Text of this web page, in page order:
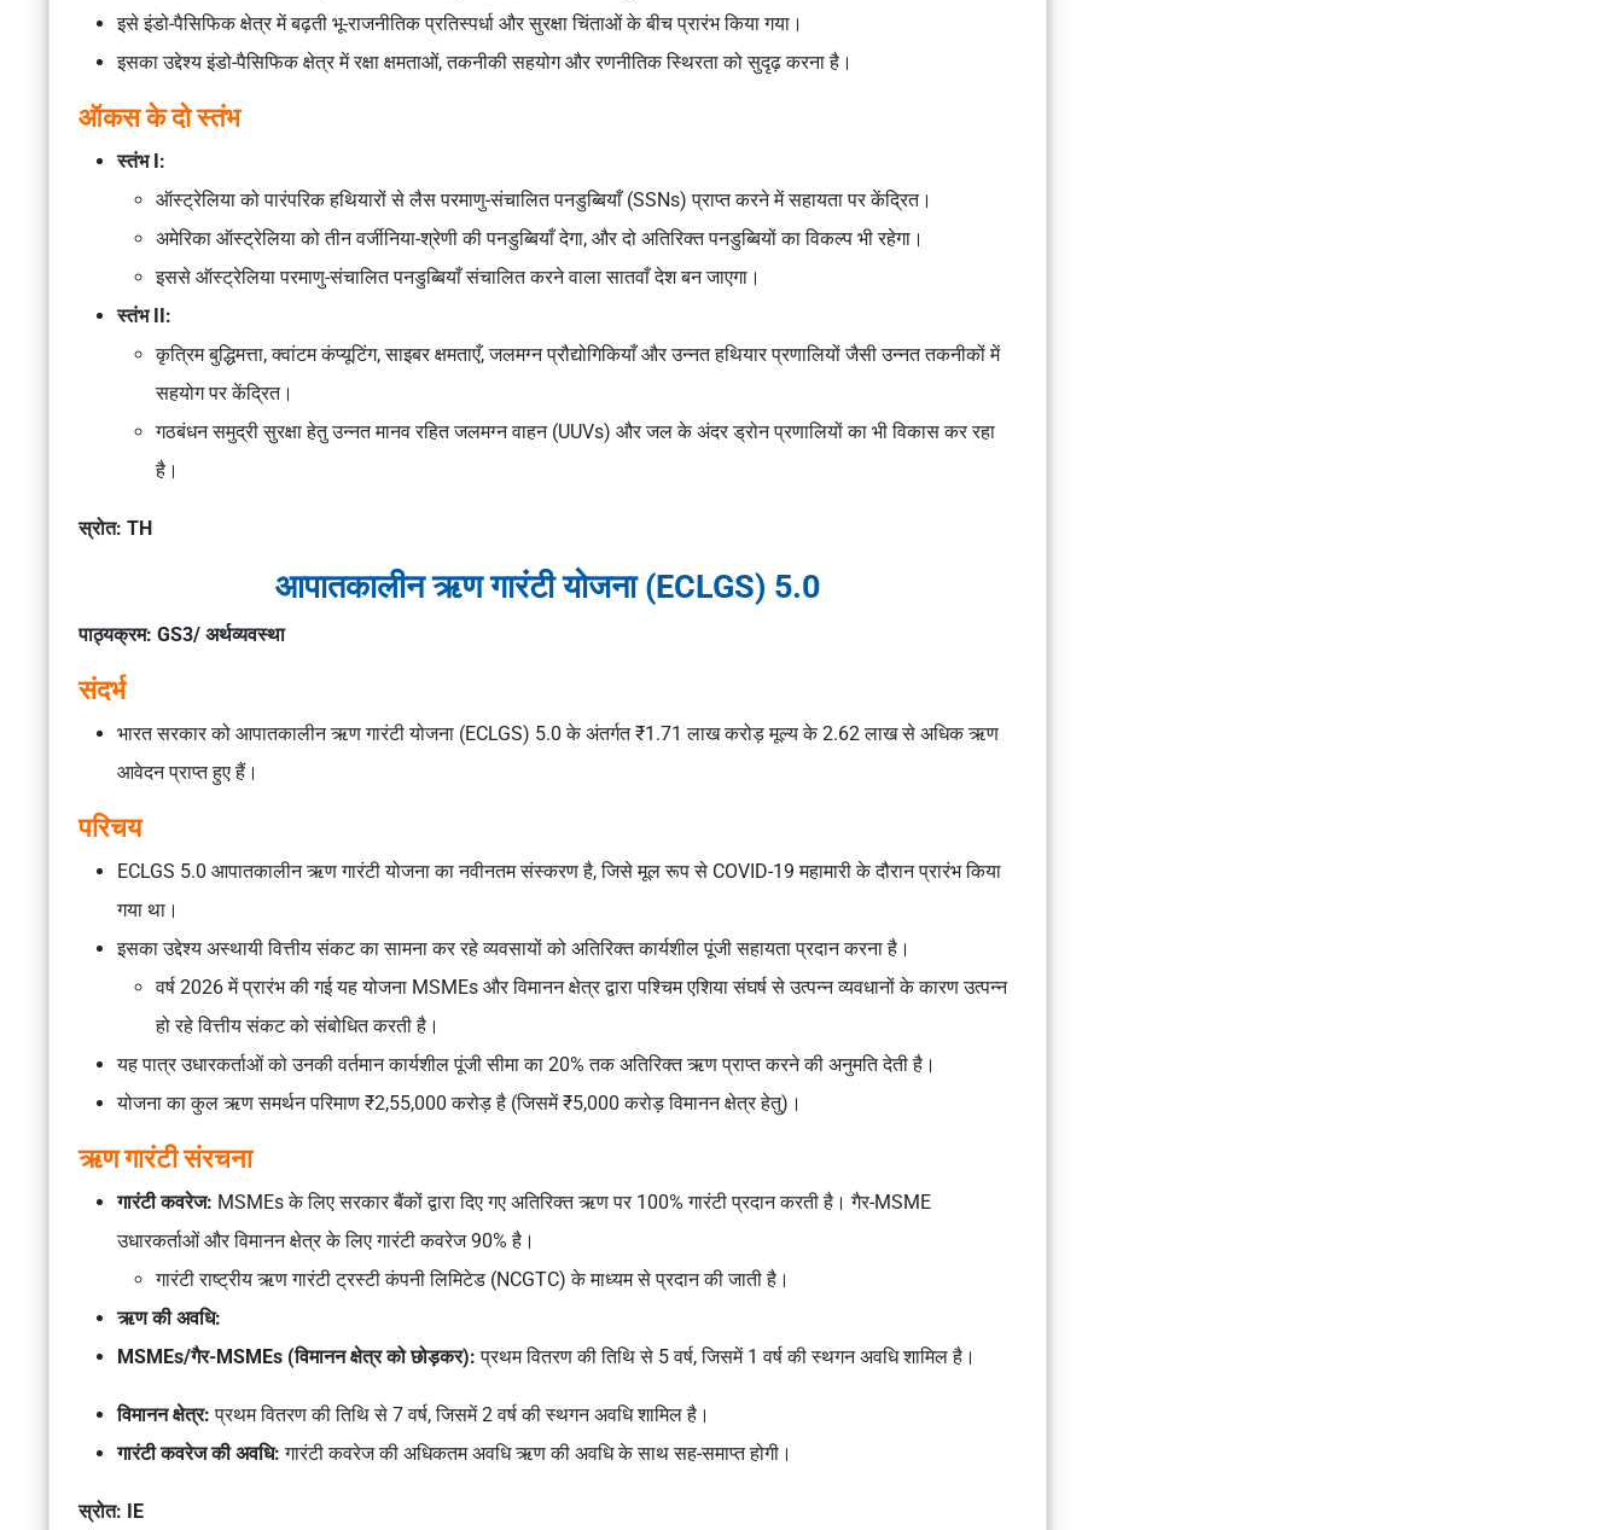
इसे इंडो-पैसिफिक क्षेत्र में बढ़ती भू-राजनीतिक प्रतिस्पर्धा और सुरक्षा चिंताओं के बीच प्रारंभ किया गया।
इसका उद्देश्य इंडो-पैसिफिक क्षेत्र में रक्षा क्षमताओं, तकनीकी सहयोग और रणनीतिक स्थिरता को सुदृढ़ करना है।
ऑकस के दो स्तंभ
स्तंभ I:
ऑस्ट्रेलिया को पारंपरिक हथियारों से लैस परमाणु-संचालित पनडुब्बियाँ (SSNs) प्राप्त करने में सहायता पर केंद्रित।
अमेरिका ऑस्ट्रेलिया को तीन वर्जीनिया-श्रेणी की पनडुब्बियाँ देगा, और दो अतिरिक्त पनडुब्बियों का विकल्प भी रहेगा।
इससे ऑस्ट्रेलिया परमाणु-संचालित पनडुब्बियाँ संचालित करने वाला सातवाँ देश बन जाएगा।
स्तंभ II:
कृत्रिम बुद्धिमत्ता, क्वांटम कंप्यूटिंग, साइबर क्षमताएँ, जलमग्न प्रौद्योगिकियाँ और उन्नत हथियार प्रणालियों जैसी उन्नत तकनीकों में
सहयोग पर केंद्रित।
गठबंधन समुद्री सुरक्षा हेतु उन्नत मानव रहित जलमग्न वाहन (UUVs) और जल के अंदर ड्रोन प्रणालियों का भी विकास कर रहा
है।
स्रोत: TH
आपातकालीन ऋण गारंटी योजना (ECLGS) 5.0
पाठ्यक्रम: GS3/ अर्थव्यवस्था
संदर्भ
भारत सरकार को आपातकालीन ऋण गारंटी योजना (ECLGS) 5.0 के अंतर्गत ₹1.71 लाख करोड़ मूल्य के 2.62 लाख से अधिक ऋण
आवेदन प्राप्त हुए हैं।
परिचय
ECLGS 5.0 आपातकालीन ऋण गारंटी योजना का नवीनतम संस्करण है, जिसे मूल रूप से COVID-19 महामारी के दौरान प्रारंभ किया
गया था।
इसका उद्देश्य अस्थायी वित्तीय संकट का सामना कर रहे व्यवसायों को अतिरिक्त कार्यशील पूंजी सहायता प्रदान करना है।
वर्ष 2026 में प्रारंभ की गई यह योजना MSMEs और विमानन क्षेत्र द्वारा पश्चिम एशिया संघर्ष से उत्पन्न व्यवधानों के कारण उत्पन्न
हो रहे वित्तीय संकट को संबोधित करती है।
यह पात्र उधारकर्ताओं को उनकी वर्तमान कार्यशील पूंजी सीमा का 20% तक अतिरिक्त ऋण प्राप्त करने की अनुमति देती है।
योजना का कुल ऋण समर्थन परिमाण ₹2,55,000 करोड़ है (जिसमें ₹5,000 करोड़ विमानन क्षेत्र हेतु)।
ऋण गारंटी संरचना
गारंटी कवरेज: MSMEs के लिए सरकार बैंकों द्वारा दिए गए अतिरिक्त ऋण पर 100% गारंटी प्रदान करती है। गैर-MSME
उधारकर्ताओं और विमानन क्षेत्र के लिए गारंटी कवरेज 90% है।
गारंटी राष्ट्रीय ऋण गारंटी ट्रस्टी कंपनी लिमिटेड (NCGTC) के माध्यम से प्रदान की जाती है।
ऋण की अवधि:
MSMEs/गैर-MSMEs (विमानन क्षेत्र को छोड़कर): प्रथम वितरण की तिथि से 5 वर्ष, जिसमें 1 वर्ष की स्थगन अवधि शामिल है।
विमानन क्षेत्र:प्रथम वितरण की तिथि से 7 वर्ष, जिसमें 2 वर्ष की स्थगन अवधि शामिल है।
गारंटी कवरेज की अवधि:गारंटी कवरेज की अधिकतम अवधि ऋण की अवधि के साथ सह-समाप्त होगी।
स्रोत: IE